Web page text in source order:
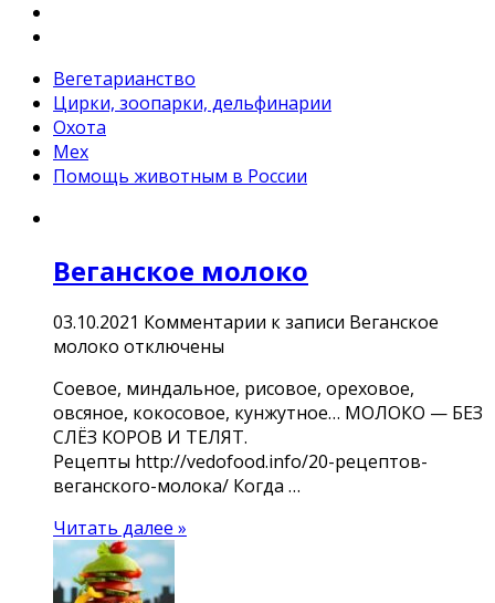
Вегетарианство
Цирки, зоопарки, дельфинарии
Охота
Мех
Помощь животным в России
Веганское молоко
03.10.2021 Комментарии к записи Веганское
молоко отключены
Соевое, миндальное, рисовое, ореховое,
овсяное, кокосовое, кунжутное… МОЛОКО — БЕЗ
СЛЁЗ КОРОВ И ТЕЛЯТ.
Рецепты http://vedofood.info/20-рецептов-
веганского-молока/ Когда …
Читать далее »